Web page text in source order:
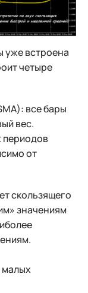
уже встроена
четыре
все бары
вес.
периодов
от
скользящего
значениям
малых